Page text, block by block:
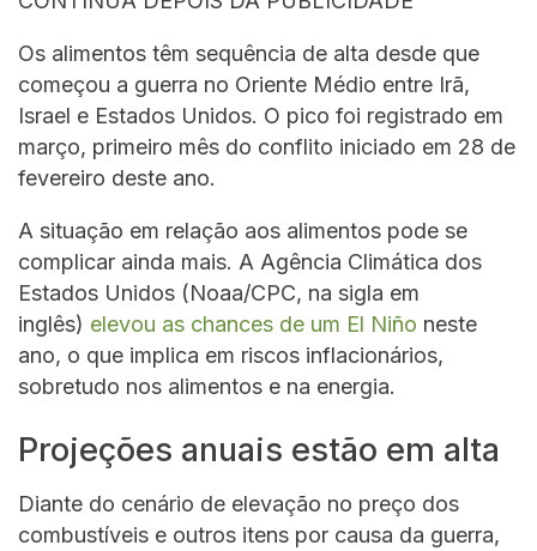
Os alimentos têm sequência de alta desde que
começou a guerra no Oriente Médio entre Irã,
Israel e Estados Unidos. O pico foi registrado em
março, primeiro mês do conflito iniciado em 28 de
fevereiro deste ano.
A situação em relação aos alimentos pode se
complicar ainda mais. A Agência Climática dos
Estados Unidos (Noaa/CPC, na sigla em
inglês) elevou as chances de um El Niño neste
ano, o que implica em riscos inflacionários,
sobretudo nos alimentos e na energia.
Projeções anuais estão em alta
Diante do cenário de elevação no preço dos
combustíveis e outros itens por causa da guerra,